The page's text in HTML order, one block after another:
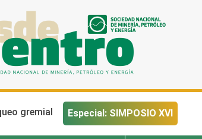
gremial Especial: SIMPOSIO XVI